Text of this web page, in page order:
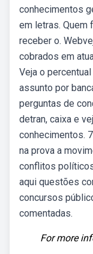
conhecimentos
em letras. Quem
receber o.
cobrados em
Veja o
assunto por
perguntas de
detran, caixa e
conhecimentos.
na prova a
conflitos
aqui questões
concursos
comentadas.
For more